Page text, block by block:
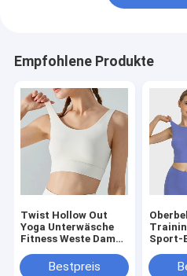
Empfohlene Produkte
Twist Hollow Out
Yoga Unterwäsche
Fitness Weste Damen
Bestpreis
Sport-
mit